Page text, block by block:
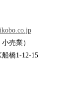
売業）
橋1-12-15